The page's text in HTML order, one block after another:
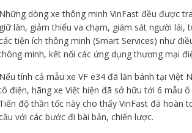
Những dòng xe thông minh VinFast đều được
giữ làn, giảm thiểu va chạm, giám sát người lái,
tiện ích thông minh (Smart Services) như
minh, kết nối các ứng dụng thương mại
Nếu tính cả mẫu xe VF e34 đã lăn bánh tại
điện, hãng xe Việt hiện đã sở hữu tới 6 mẫu
Tiến độ thần tốc này cho thấy VinFast đã
với các bước đi bài bản, chiến lược.